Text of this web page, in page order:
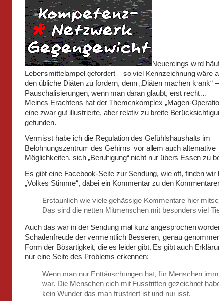
Neuerdings wird
Lebensmittelampel gefordert – so viel Kennzeichnung wäre
den übliche Diäten zu fordern, denn „Diäten machen krank“
Pauschalisierungen, wenn man daran glaubt, erst recht…
Meines Erachtens hat der Themenkomplex „Magen-
eine zwar gut illustrierte, aber relativ zu breite
gefunden.
Vermisst habe ich die Regulation des Gefühlshaushalts im
Belohnungszentrum des Gehirns, vor allem auch alternative
Möglichkeiten, sich „Beruhigung“ nicht nur übers Essen zu
Es gibt eine Facebook-Seite zur Sendung, wie oft, finden wir
„Volkes Stimme“, dabei ein Kommentar zu den
Erstaunlich wie viele gehässige Kommentare hier
Das sind die netten Mitmenschen mit besonders viel
Auch das war in der Sendung mal kurz angesprochen
Schadenfreude der vermeintlich Besseren, genau
Form der Bösartigkeit, die es leider gibt. Es gibt auch
nur eine Seite des Problems erkennen:
Wenn man nur Enttäuschungen hat, für Menschen
war. Die Menschen dich mit Fusstritten gezeichnet
kein Wunder das man frustriert ist und nur isst.